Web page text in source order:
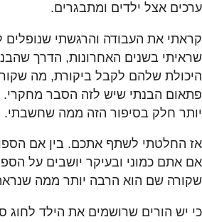
ערכים אצל ילדים ומתבגרים.
קראתי את העבודה והרגשתי שנופלים
שראיתי בשנים האחרונות, הדרך
היכולת שלהם לקבל ביקורת, מה
פתאום הבנתי שיש לזה הסבר מחקרי.
יותר חלק בסיפור הזה ממה שחשבתי.
אז החלטתי לשתף אתכם. בין אם
אם אתם כמוני ובעיקר יושבים על
שקורה שם הוא הרבה יותר ממה
כי יש הורים שרושמים את הילד לחוג